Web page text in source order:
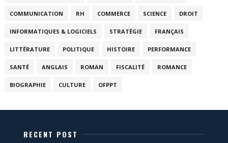
COMMUNICATION RH COMMERCE SCIENCE DROIT
INFORMATIQUES & LOGICIELS STRATÉGIE FRANÇAIS
LITTÉRATURE POLITIQUE HISTOIRE PERFORMANCE
SANTÉ ANGLAIS ROMAN FISCALITÉ ROMANCE
BIOGRAPHIE CULTURE OFPPT
RECENT POST